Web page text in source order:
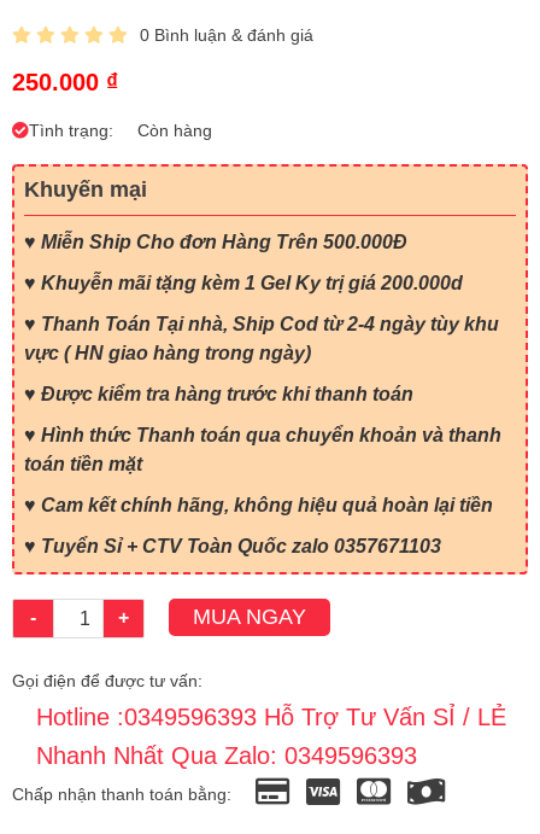
0 Bình luận & đánh giá
250.000 ₫
Tình trạng: Còn hàng
Khuyến mại
♥ Miễn Ship Cho đơn Hàng Trên 500.000Đ
♥ Khuyễn mãi tặng kèm 1 Gel Ky trị giá 200.000d
♥ Thanh Toán Tại nhà, Ship Cod từ 2-4 ngày tùy khu
vực ( HN giao hàng trong ngày)
♥ Được kiểm tra hàng trước khi thanh toán
♥ Hình thức Thanh toán qua chuyển khoản và thanh
toán tiền mặt
♥ Cam kết chính hãng, không hiệu quả hoàn lại tiền
♥ Tuyển Sỉ + CTV Toàn Quốc zalo 0357671103
- + MUA NGAY
Gọi điện để được tư vấn:
Hotline :0349596393 Hỗ Trợ Tư Vấn SỈ / LẺ
Nhanh Nhất Qua Zalo: 0349596393
Chấp nhận thanh toán bằng: